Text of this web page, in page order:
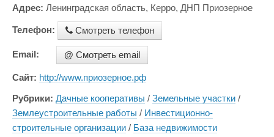
Адрес: Ленинградская область, Керро, ДНП Приозерное
Телефон: Смотреть телефон
Email: @ Смотреть email
Сайт: http://www.приозерное.рф
Рубрики: Дачные кооперативы / Земельные участки /
Землеустроительные работы / Инвестиционно-
строительные организации / База недвижимости